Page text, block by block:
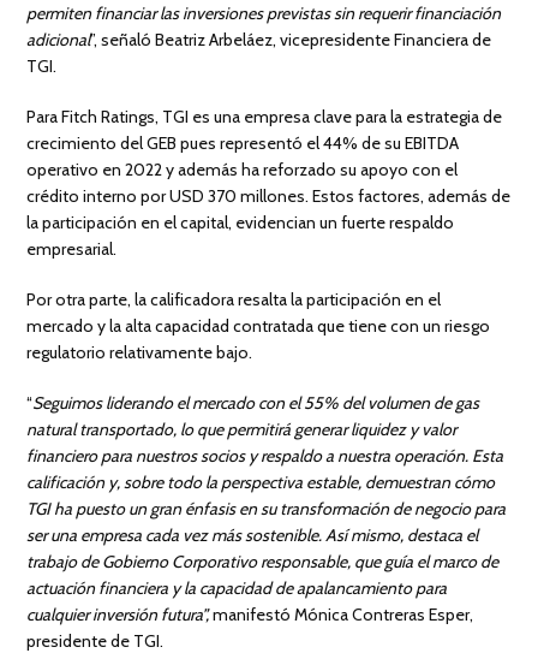
permiten financiar las inversiones previstas sin requerir financiación
adicional”, señaló Beatriz Arbeláez, vicepresidente Financiera de
TGI.
Para Fitch Ratings, TGI es una empresa clave para la estrategia de
crecimiento del GEB pues representó el 44% de su EBITDA
operativo en 2022 y además ha reforzado su apoyo con el
crédito interno por USD 370 millones. Estos factores, además de
la participación en el capital, evidencian un fuerte respaldo
empresarial.
Por otra parte, la calificadora resalta la participación en el
mercado y la alta capacidad contratada que tiene con un riesgo
regulatorio relativamente bajo.
“Seguimos liderando el mercado con el 55% del volumen de gas
natural transportado, lo que permitirá generar liquidez y valor
financiero para nuestros socios y respaldo a nuestra operación. Esta
calificación y, sobre todo la perspectiva estable, demuestran cómo
TGI ha puesto un gran énfasis en su transformación de negocio para
ser una empresa cada vez más sostenible. Así mismo, destaca el
trabajo de Gobierno Corporativo responsable, que guía el marco de
actuación financiera y la capacidad de apalancamiento para
cualquier inversión futura”,manifestó Mónica Contreras Esper,
presidente de TGI.